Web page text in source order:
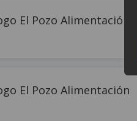
El Pozo Alimentación
El Pozo Alimentación